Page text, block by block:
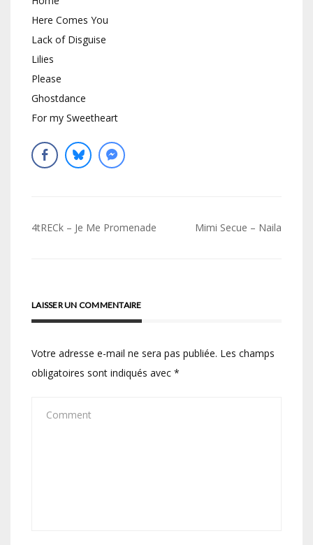
Here Comes You
Lack of Disguise
Lilies
Please
Ghostdance
For my Sweetheart
Navigation
4tRECk – Je Me Promenade Mimi Secue – Naila
LAISSER UN COMMENTAIRE
Votre adresse e-mail ne sera pas publiée. Les champs
obligatoires sont indiqués avec *